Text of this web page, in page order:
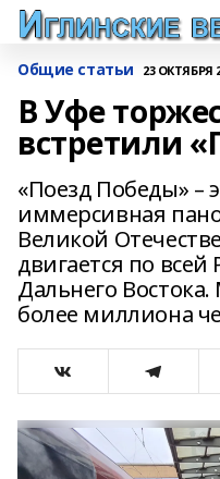
Общие статьи 23 ОКТЯБРЯ
В Уфе
встретили
«Поезд Победы» –
иммерсивная
Великой
двигается по
Дальнего
более миллиона